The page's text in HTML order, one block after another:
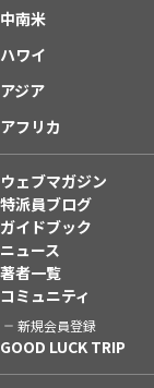
中南米
ハワイ
アジア
アフリカ
ウェブマガジン
特派員ブログ
ガイドブック
ニュース
著者一覧
コミュニティ
新規会員登録
GOOD LUCK TRIP